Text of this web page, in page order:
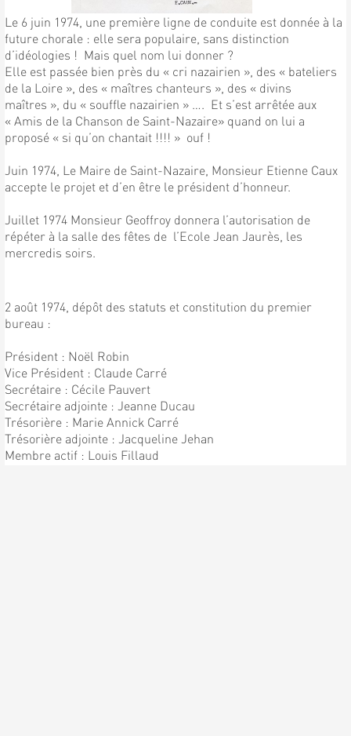
Le 6 juin 1974, une première ligne de conduite est donnée à la
future chorale : elle sera populaire, sans distinction
d’idéologies ! Mais quel nom lui donner ?
Elle est passée bien près du « cri nazairien », des « bateliers
de la Loire », des « maîtres chanteurs », des « divins
maîtres », du « souffle nazairien » …. Et s’est arrêtée aux
« Amis de la Chanson de Saint-Nazaire» quand on lui a
proposé « si qu’on chantait !!!! » ouf !
Juin 1974, Le Maire de Saint-Nazaire, Monsieur Etienne Caux
accepte le projet et d’en être le président d’honneur.
Juillet 1974 Monsieur Geoffroy donnera l’autorisation de
répéter à la salle des fêtes de l’Ecole Jean Jaurès, les
mercredis soirs.
2 août 1974, dépôt des statuts et constitution du premier
bureau :
Président : Noël Robin
Vice Président : Claude Carré
Secrétaire : Cécile Pauvert
Secrétaire adjointe : Jeanne Ducau
Trésorière : Marie Annick Carré
Trésorière adjointe : Jacqueline Jehan
Membre actif : Louis Fillaud